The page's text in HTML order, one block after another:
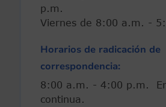
p.m.
Viernes de 8:00 a.m. -
Horarios de radicación de
correspondencia:
8:00 a.m. - 4:00 p.m.
continua.